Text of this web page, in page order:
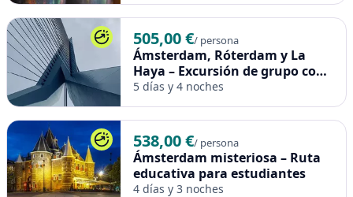
505,00 €/ persona
Ámsterdam, Róterdam y La
Haya – Excursión de grupo con
visita cultural
5 días y 4 noches
538,00 €/ persona
Ámsterdam misteriosa – Ruta
educativa para estudiantes
4 días y 3 noches